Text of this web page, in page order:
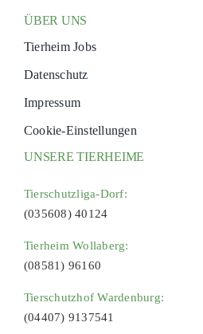
ÜBER UNS
Tierheim Jobs
Datenschutz
Impressum
Cookie-Einstellungen
UNSERE TIERHEIME
Tierschutzliga-Dorf:
(035608) 40124
Tierheim Wollaberg:
(08581) 96160
Tierschutzhof Wardenburg:
(04407) 9137541